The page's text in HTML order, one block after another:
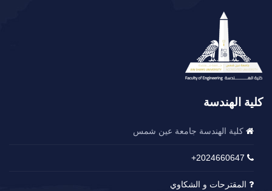
كلية الهندسة
كلية الهندسة جامعة عين شمس
2024660647+
المقترحات و الشكاوي